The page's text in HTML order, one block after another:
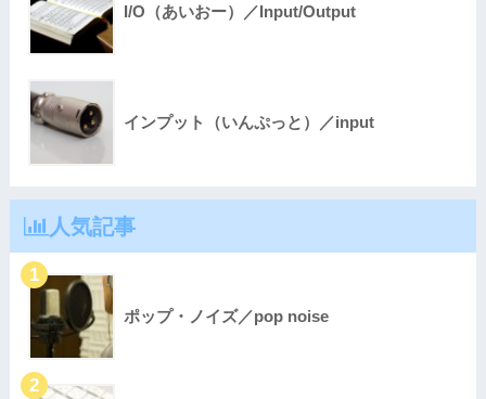
I/O（あいおー）／Input/Output
インプット（いんぷっと）／input
人気記事
ポップ・ノイズ／pop noise